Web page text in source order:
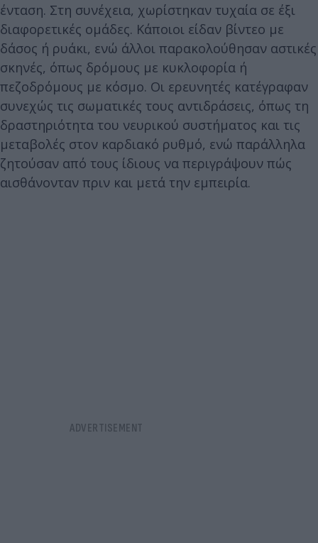
ένταση. Στη συνέχεια, χωρίστηκαν τυχαία σε έξι
διαφορετικές ομάδες. Κάποιοι είδαν βίντεο με
δάσος ή ρυάκι, ενώ άλλοι παρακολούθησαν αστικές
σκηνές, όπως δρόμους με κυκλοφορία ή
πεζοδρόμους με κόσμο. Οι ερευνητές κατέγραφαν
συνεχώς τις σωματικές τους αντιδράσεις, όπως τη
δραστηριότητα του νευρικού συστήματος και τις
μεταβολές στον καρδιακό ρυθμό, ενώ παράλληλα
ζητούσαν από τους ίδιους να περιγράψουν πώς
αισθάνονταν πριν και μετά την εμπειρία.